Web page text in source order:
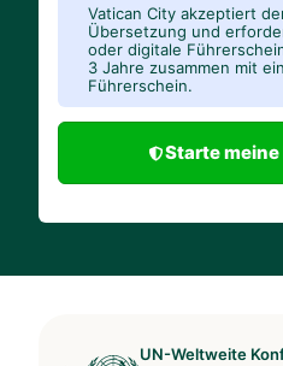
Vatican City akzeptiert
Übersetzung und
oder digitale
3 Jahre zusammen mit
Führerschein.
Starte
UN-Weltweite